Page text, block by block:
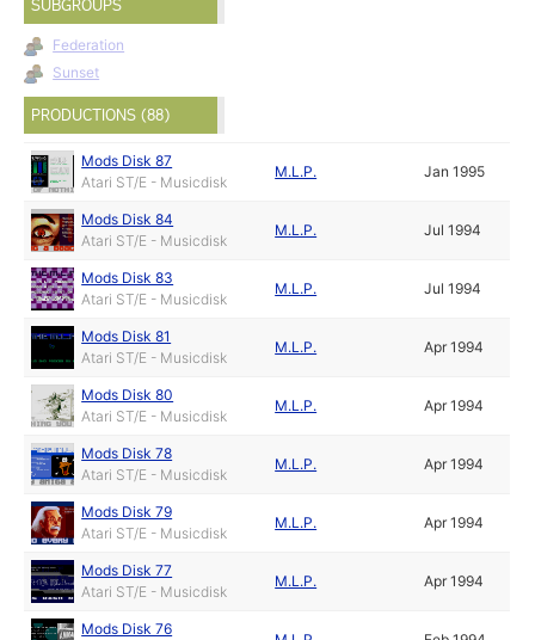
SUBGROUPS
Federation
Sunset
PRODUCTIONS (88)
Mods Disk 87
Atari ST/E - Musicdisk
M.L.P. Jan 1995
Mods Disk 84
Atari ST/E - Musicdisk
M.L.P. Jul 1994
Mods Disk 83
Atari ST/E - Musicdisk
M.L.P. Jul 1994
Mods Disk 81
Atari ST/E - Musicdisk
M.L.P. Apr 1994
Mods Disk 80
Atari ST/E - Musicdisk
M.L.P. Apr 1994
Mods Disk 78
Atari ST/E - Musicdisk
M.L.P. Apr 1994
Mods Disk 79
Atari ST/E - Musicdisk
M.L.P. Apr 1994
Mods Disk 77
Atari ST/E - Musicdisk
M.L.P. Apr 1994
Mods Disk 76